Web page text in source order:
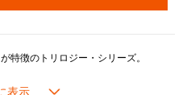
特徴のトリロジー・シリーズ。